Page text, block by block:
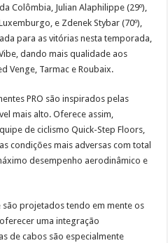
Colômbia, Julian Alaphilippe (29º),
e Zdenek Stybar (70º),
para as vitórias nesta temporada,
dando mais qualidade aos
Venge, Tarmac e Roubaix.
PRO são inspirados pelas
mais alto. Oferece assim,
de ciclismo Quick-Step Floors,
condições mais adversas com total
desempenho aerodinâmico e
são projetados tendo em mente os
uma integração
de cabos são especialmente